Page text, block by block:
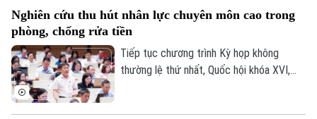
Nghiên cứu thu hút nhân lực chuyên môn cao trong
phòng, chống rửa tiền
Tiếp tục chương trình Kỳ họp không
thường lệ thứ nhất, Quốc hội khóa XVI,